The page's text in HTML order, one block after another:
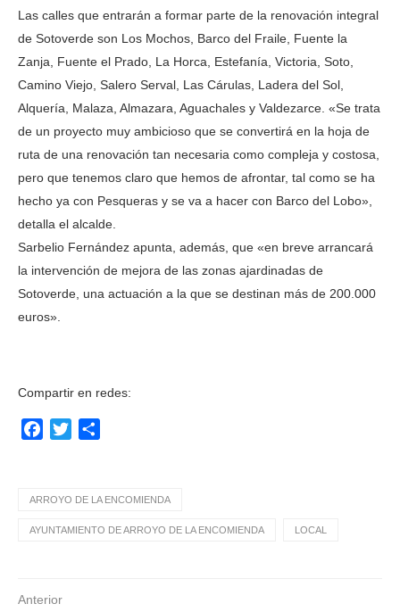
Las calles que entrarán a formar parte de la renovación integral
de Sotoverde son Los Mochos, Barco del Fraile, Fuente la
Zanja, Fuente el Prado, La Horca, Estefanía, Victoria, Soto,
Camino Viejo, Salero Serval, Las Cárulas, Ladera del Sol,
Alquería, Malaza, Almazara, Aguachales y Valdezarce. «Se trata
de un proyecto muy ambicioso que se convertirá en la hoja de
ruta de una renovación tan necesaria como compleja y costosa,
pero que tenemos claro que hemos de afrontar, tal como se ha
hecho ya con Pesqueras y se va a hacer con Barco del Lobo»,
detalla el alcalde.
Sarbelio Fernández apunta, además, que «en breve arrancará
la intervención de mejora de las zonas ajardinadas de
Sotoverde, una actuación a la que se destinan más de 200.000
euros».
Compartir en redes:
Facebook
Twitter
ARROYO DE LA ENCOMIENDA
AYUNTAMIENTO DE ARROYO DE LA ENCOMIENDA LOCAL
Anterior